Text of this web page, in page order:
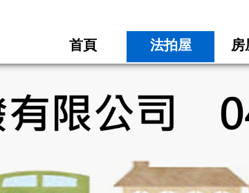
首頁 法拍屋 房